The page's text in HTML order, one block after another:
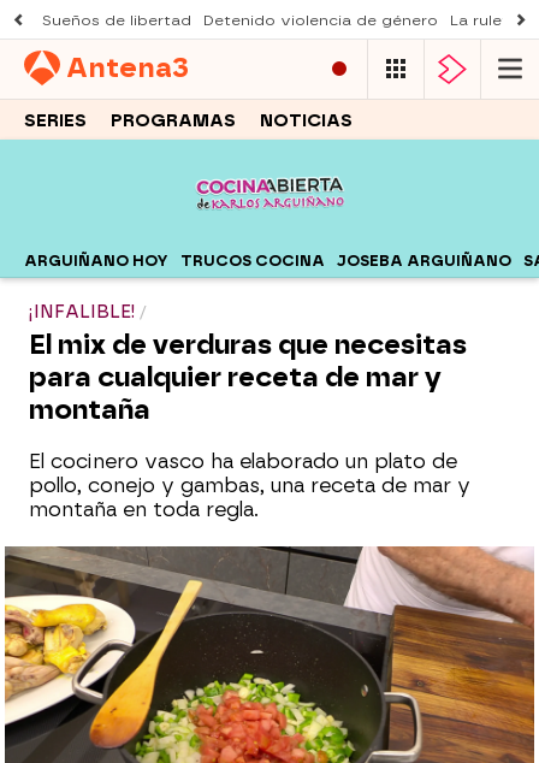
Sueños de libertad Detenido violencia de género La ruleta
Antena3
SERIES PROGRAMAS NOTICIAS
ARGUIÑANO HOY TRUCOS COCINA JOSEBA ARGUIÑANO
¡INFALIBLE!
El mix de verduras que necesitas
para cualquier receta de mar y
montaña
El cocinero vasco ha elaborado un plato de
pollo, conejo y gambas, una receta de mar y
montaña en toda regla.
Cinco recetas con bacalao de Karlos
Arguiñano